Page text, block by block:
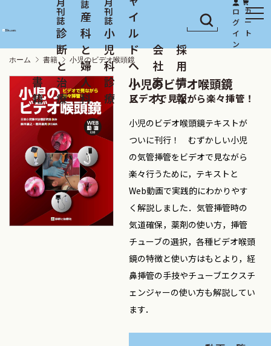
書
籍
診
断
と
治
療
産
科
と
婦
人
科
小
児
科
診
療
イ
ル
ド
ヘ
ル
ス
会
社
案
内
採
用
情
報
ホーム 書籍 小児のビデオ喉頭鏡
小児のビデオ喉頭鏡
ビデオで見ながら楽々挿管！
小児のビデオ喉頭鏡テキストが
ついに刊行！ むずかしい小児
の気管挿管をビデオで見ながら
楽々行うために，テキストと
Web動画で実践的にわかりやす
く解説しました．気管挿管時の
気道確保，薬剤の使い方，挿管
チューブの選択，各種ビデオ喉頭
鏡の特徴と使い方はもとより，経
鼻挿管の手技やチューブエクスチ
ェンジャーの使い方も解説してい
ます．